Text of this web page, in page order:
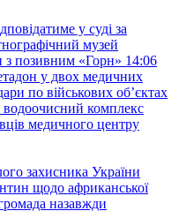
у суді за
музей
з позивним «Горн» 14:06
у двох медичних
по військових обʼєктах
водоочисний комплекс
медичного центру
захисника України
щодо африканської
назавжди